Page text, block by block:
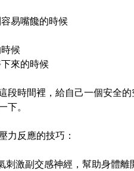
易嘴饞的時候
候
來的時候
段時間裡，給自己一個安全的
下。
力反應的技巧：
刺激副交感神經，幫助身體離